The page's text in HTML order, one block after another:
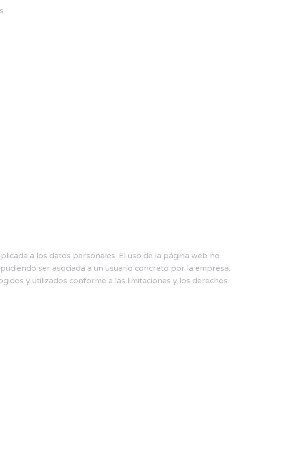
a los datos personales. El uso de la página web no
ser asociada a un usuario concreto por la empresa.
y utilizados conforme a las limitaciones y los derechos